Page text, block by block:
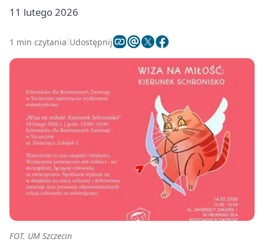
11 lutego 2026
1 min czytania Udostępnij
FOT. UM Szczecin